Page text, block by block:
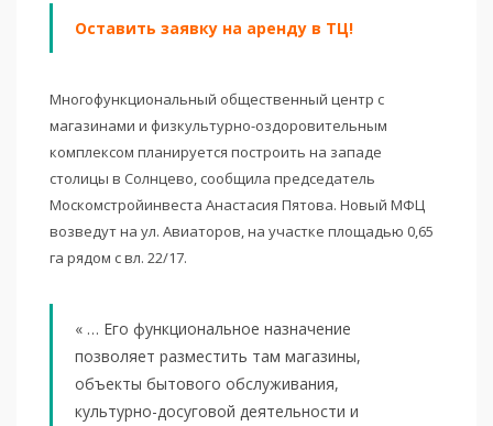
Оставить заявку на аренду в ТЦ!
Многофункциональный общественный центр с
магазинами и физкультурно-оздоровительным
комплексом планируется построить на западе
столицы в Солнцево, сообщила председатель
Москомстройинвеста Анастасия Пятова. Новый МФЦ
возведут на ул. Авиаторов, на участке площадью 0,65
га рядом с вл. 22/17.
« … Его функциональное назначение
позволяет разместить там магазины,
объекты бытового обслуживания,
культурно-досуговой деятельности и